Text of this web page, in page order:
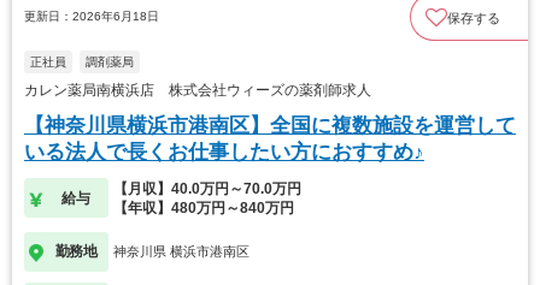
更新日：2026年6月18日 保存する
正社員 調剤薬局
カレン薬局南横浜店 株式会社ウィーズの薬剤師求人
【神奈川県横浜市港南区】全国に複数施設を運営して
いる法人で長くお仕事したい方におすすめ♪
給与
【月収】40.0万円～70.0万円
【年収】480万円～840万円
勤務地 神奈川県 横浜市港南区